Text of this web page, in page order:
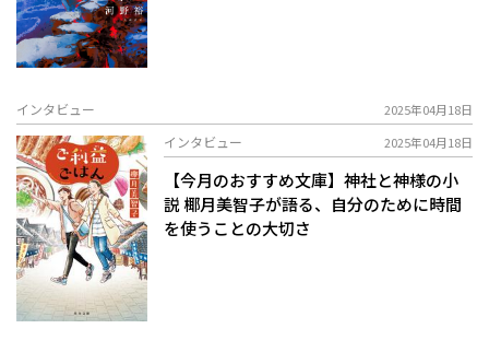
インタビュー 2025年04月18日
インタビュー 2025年04月18日
【今月のおすすめ文庫】神社と神様の小
説 椰月美智子が語る、自分のために時間
を使うことの大切さ